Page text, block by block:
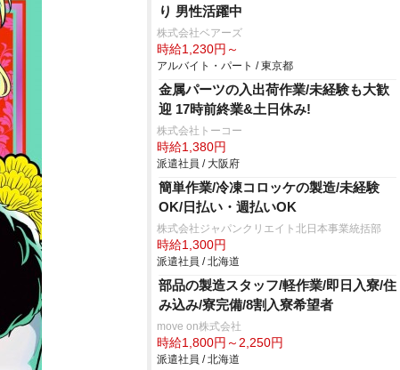
り 男性活躍中
株式会社ベアーズ
時給1,230円～
アルバイト・パート / 東京都
金属パーツの入出荷作業/未経験も大歓
迎 17時前終業&土日休み!
株式会社トーコー
時給1,380円
派遣社員 / 大阪府
簡単作業/冷凍コロッケの製造/未経験
OK/日払い・週払いOK
株式会社ジャパンクリエイト北日本事業統括部
時給1,300円
派遣社員 / 北海道
部品の製造スタッフ/軽作業/即日入寮/住
み込み/寮完備/8割入寮希望者
move on株式会社
時給1,800円～2,250円
派遣社員 / 北海道